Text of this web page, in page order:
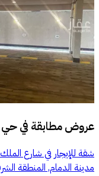
عروض مطابقة فيحي
شقة للإيجار في شارع
مدينة الدمام, المنطقة